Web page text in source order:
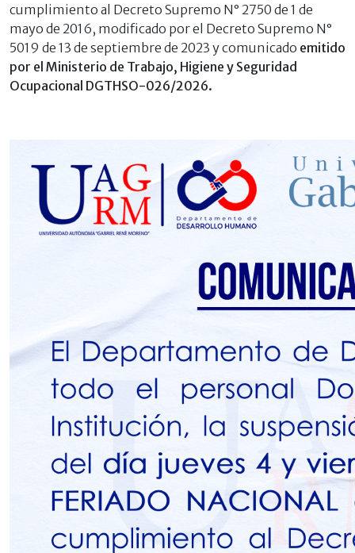
cumplimiento al Decreto Supremo N° 2750 de 1 de
mayo de 2016, modificado por el Decreto Supremo N°
5019 de 13 de septiembre de 2023 y comunicado emitido
por el Ministerio de Trabajo, Higiene y Seguridad
Ocupacional DGTHSO-026/2026.